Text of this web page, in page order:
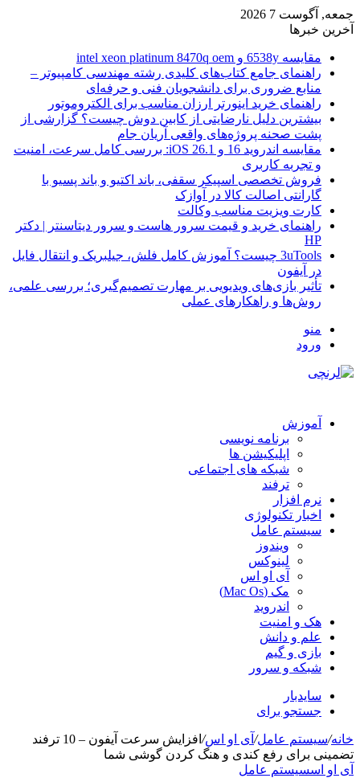
جمعه, آگوست 7 2026
آخرین خبرها
مقایسه 6538y و intel xeon platinum 8470q oem
راهنمای جامع کتاب‌های کلیدی رشته مهندسی کامپیوتر –
منابع ضروری برای دانشجویان فنی و حرفه‌ای
راهنمای خرید اینورتر ارزان مناسب برای الکتروموتور
بیشترین دلیل نارضایتی از کابین دوش چیست؟ گزارشی از
پشت صحنه پروژه‌های واقعی آریان جام
مقایسه اندروید 16 و iOS 26.1: بررسی کامل سرعت، امنیت
و تجربه کاربری
فروش تخصصی اسپیکر سقفی، باند اکتیو و باند پسیو با
گارانتی اصالت کالا در آوازک
کارت ویزیت مناسب وکالت
راهنمای خرید و قیمت سرور هاست و سرور دیتاسنتر | دکتر
HP
3uTools چیست؟ آموزش کامل فلش، جیلبریک و انتقال فایل
در آیفون
تأثیر بازی‌های ویدیویی بر مهارت تصمیم‌گیری؛ بررسی علمی،
روش‌ها و راهکارهای عملی
منو
ورود
آموزش
برنامه نویسی
اپلیکیشن ها
شبکه های اجتماعی
ترفند
نرم افزار
اخبار تکنولوژی
سیستم عامل
ویندوز
لینوکس
آی او اس
مک (Mac Os)
اندروید
هک و امنیت
علم و دانش
بازی و گیم
شبکه و سرور
سایدبار
جستجو برای
خانه/سیستم عامل/ آی او اس/
افزایش سرعت آیفون – 10 ترفند
تضمینی برای رفع کندی و هنگ کردن گوشی شما
آی او اسسیستم عامل